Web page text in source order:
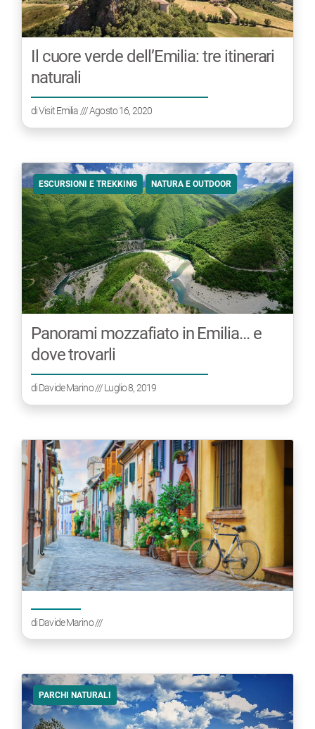
Il cuore verde dell’Emilia: tre itinerari
naturali
diVisit Emilia/// Agosto 16, 2020
ESCURSIONI E TREKKING NATURA E OUTDOOR
Panorami mozzafiato in Emilia… e
dove trovarli
diDavide Marino/// Luglio 8, 2019
diDavide Marino///
PARCHI NATURALI